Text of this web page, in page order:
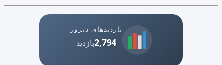
بازدیدهای دیروز
2,794بازدید